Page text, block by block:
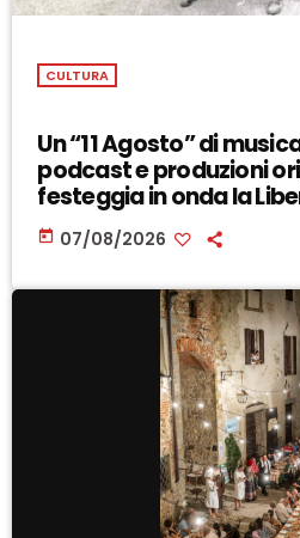
CULTURA
Un “11 Agosto” di
podcast e produzioni
festeggia in onda la
today 07/08/2026